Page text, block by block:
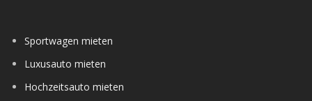
Sportwagen mieten
Luxusauto mieten
Hochzeitsauto mieten